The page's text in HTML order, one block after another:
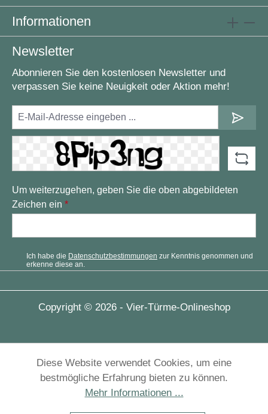
Informationen
Newsletter
Abonnieren Sie den kostenlosen Newsletter und
verpassen Sie keine Neuigkeit oder Aktion mehr!
Um weiterzugehen, geben Sie die oben abgebildeten
Zeichen ein *
Ich habe die Datenschutzbestimmungen zur Kenntnis genommen und
erkenne diese an.
Copyright © 2026 - Vier-Türme-Onlineshop
Diese Website verwendet Cookies, um eine
bestmögliche Erfahrung bieten zu können.
Mehr Informationen ...